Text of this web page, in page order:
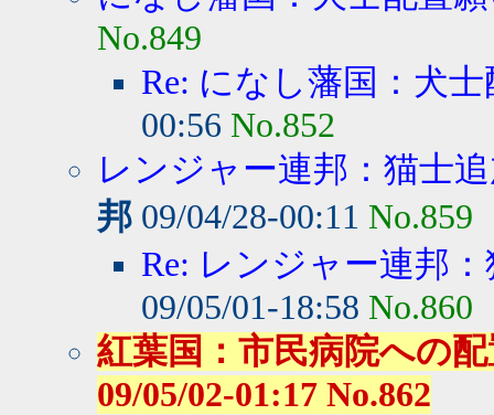
No.849
Re: になし藩国：犬
00:56 No.852
レンジャー連邦：猫士
邦 09/04/28-00:11 No.859
Re: レンジャー連邦
09/05/01-18:58 No.860
紅葉国：市民病院への
09/05/02-01:17 No.862